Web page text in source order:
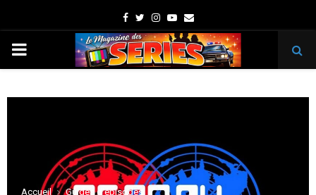
Facebook
TwitterInstagram
Youtube
Email
PRIMARY
Accueil
Guides d'épisodes